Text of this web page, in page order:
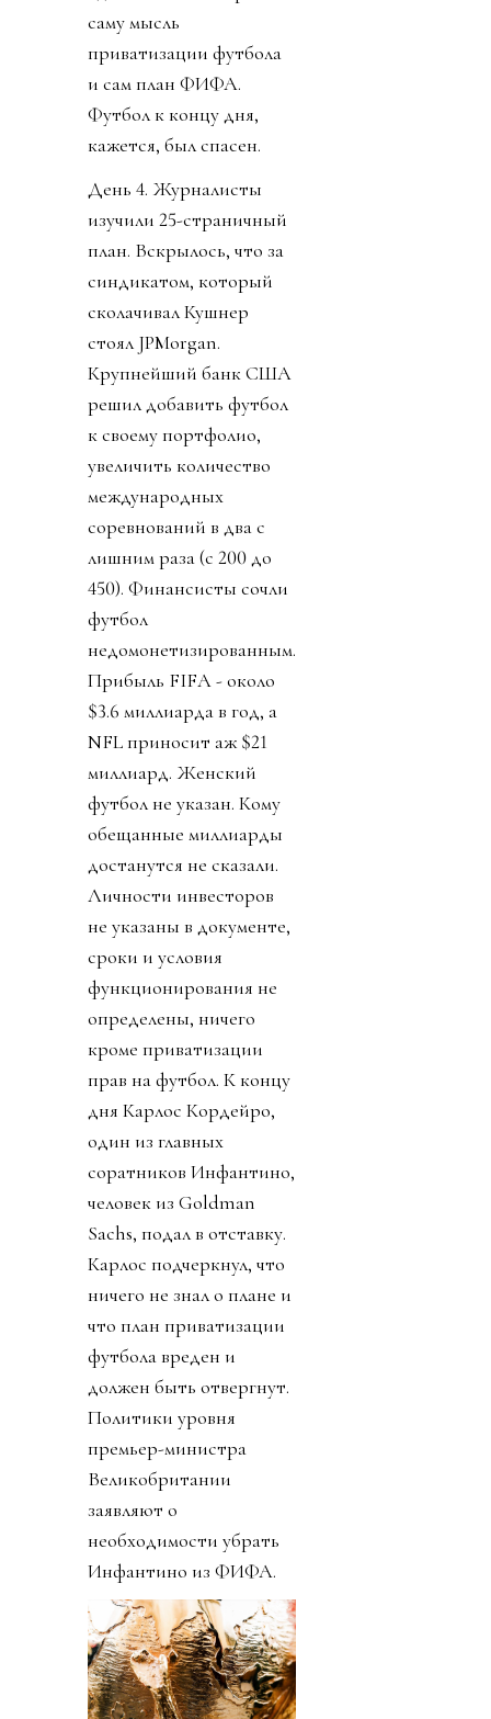
саму мысль
приватизации футбола
и сам план ФИФА.
Футбол к концу дня,
кажется, был спасен.
День 4. Журналисты
изучили 25-страничный
план. Вскрылось, что за
синдикатом, который
сколачивал Кушнер
стоял JPMorgan.
Крупнейший банк США
решил добавить футбол
к своему портфолио,
увеличить количество
международных
соревнований в два с
лишним раза (с 200 до
450). Финансисты сочли
футбол
недомонетизированным.
Прибыль FIFA - около
$3.6 миллиарда в год, а
NFL приносит аж $21
миллиард. Женский
футбол не указан. Кому
обещанные миллиарды
достанутся не сказали.
Личности инвесторов
не указаны в документе,
сроки и условия
функционирования не
определены, ничего
кроме приватизации
прав на футбол. К концу
дня Карлос Кордейро,
один из главных
соратников Инфантино,
человек из Goldman
Sachs, подал в отставку.
Карлос подчеркнул, что
ничего не знал о плане и
что план приватизации
футбола вреден и
должен быть отвергнут.
Политики уровня
премьер-министра
Великобритании
заявляют о
необходимости убрать
Инфантино из ФИФА.